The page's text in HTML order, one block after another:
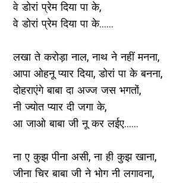
वे डोरां प्रेम दिया पा के,
वे डोरां प्रेम दिया पा के......
लखा ते करोड़ा नाल, नाथ ने नहीं मनना,
आपा ओहनू प्यार दिया, डोरां पा के बनना,
दोहराएंगे बाबा दा अज्ज जस भगतों,
नी ज्योत प्यार दी जगा के,
आ जाओ बाबा जी नू कर लईए......
ना ए कुझ पीना असी, ना ही कुझ खाना,
जीना चिर बाबा जी ने भोग नी लगावना,